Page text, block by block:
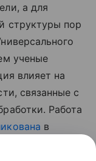
а для
структуры пор
ученые
влияет на
связанные с
Работа
в